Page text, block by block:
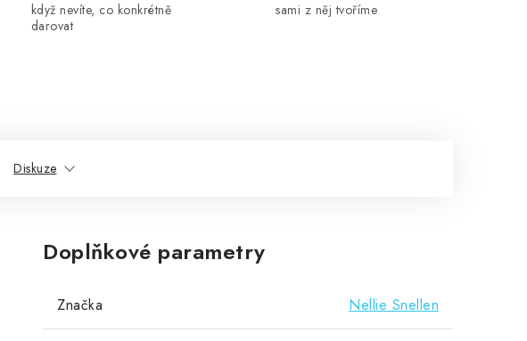
když nevíte, co konkrétně
darovat
sami z něj tvoříme
Diskuze
Doplňkové parametry
Značka Nellie Snellen